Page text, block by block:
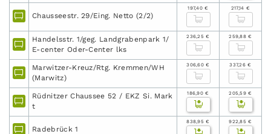
Chausseestr. 29/Eing. Netto (2/2)
197,40 € 217,14 €
Handelsstr. 1/geg. Landgrabenpark 1/
E-center Oder-Center lks
236,25 € 259,88 €
Marwitzer-Kreuz/Rtg. Kremmen/WH
(Marwitz)
306,60 € 337,26 €
Rüdnitzer Chaussee 52 / EKZ Si. Mark
t
186,90 € 205,59 €
Radebrück 1
838,95 € 922,85 €